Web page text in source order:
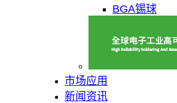
BGA锡球
市场应用
新闻资讯